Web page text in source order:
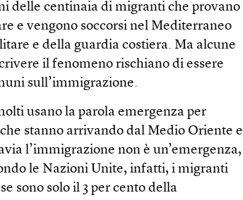
delle centinaia di migranti che provano
e vengono soccorsi nel Mediterraneo
e della guardia costiera. Ma alcune
il fenomeno rischiano di essere
sull’immigrazione.
usano la parola emergenza per
stanno arrivando dal Medio Oriente e
l’immigrazione non è un’emergenza,
le Nazioni Unite, infatti, i migranti
sono solo il 3 per cento della